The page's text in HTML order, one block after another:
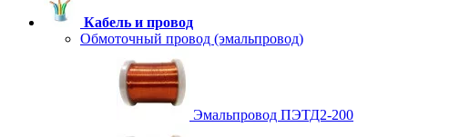
Кабель и провод
Обмоточный провод (эмальпровод)
Эмальпровод ПЭТД2-200